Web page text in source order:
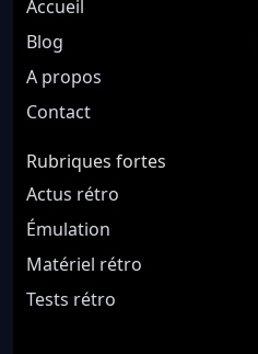
Accueil
Blog
A propos
Contact
Rubriques fortes
Actus rétro
Émulation
Matériel rétro
Tests rétro